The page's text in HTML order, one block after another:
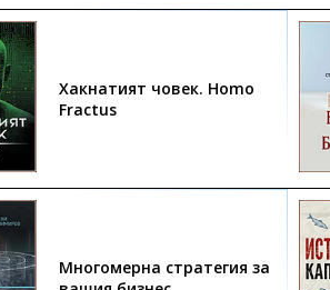
Хакнатият човек. Homo
Fractus
Многомерна стратегия за